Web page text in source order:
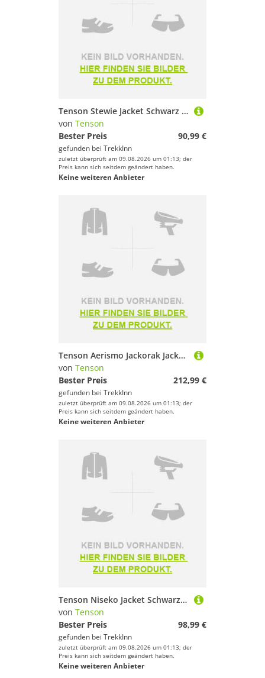
Tenson Stewie Jacket Schwarz L Mann
von Tenson
Bester Preis
90,99 €
gefunden bei TrekkInn
zuletzt überprüft am 09.08.2026 um 01:13; der
Preis kann sich seitdem geändert haben.
Keine weiteren Anbieter
Tenson Aerismo Jackorak Jacket Schwarz L Mann
von Tenson
Bester Preis
212,99 €
gefunden bei TrekkInn
zuletzt überprüft am 09.08.2026 um 01:13; der
Preis kann sich seitdem geändert haben.
Keine weiteren Anbieter
Tenson Niseko Jacket Schwarz 2XL Mann
von Tenson
Bester Preis
98,99 €
gefunden bei TrekkInn
zuletzt überprüft am 09.08.2026 um 01:13; der
Preis kann sich seitdem geändert haben.
Keine weiteren Anbieter